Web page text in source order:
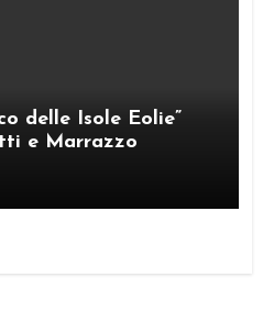
delle Isole Eolie”
e Marrazzo